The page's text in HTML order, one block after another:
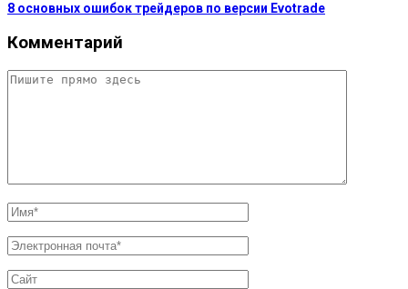
8 основных ошибок трейдеров по версии Evotrade
Комментарий